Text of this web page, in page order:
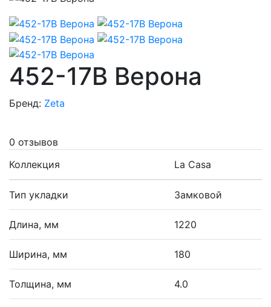
452-17B Верона
Бренд: Zeta
0 отзывов
Коллекция
La Casa
Тип укладки Замковой
Длина, мм 1220
Ширина, мм 180
Толщина, мм 4.0